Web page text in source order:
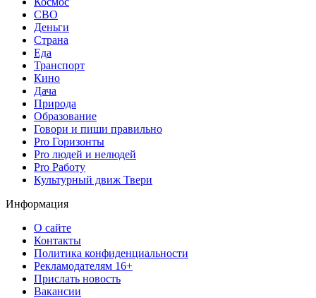
СВО
Деньги
Страна
Еда
Транспорт
Кино
Дача
Природа
Образование
Говори и пиши правильно
Pro Горизонты
Pro людей и нелюдей
Pro Работу
Культурный движ Твери
Информация
О сайте
Контакты
Политика конфиденциальности
Рекламодателям 16+
Прислать новость
Вакансии